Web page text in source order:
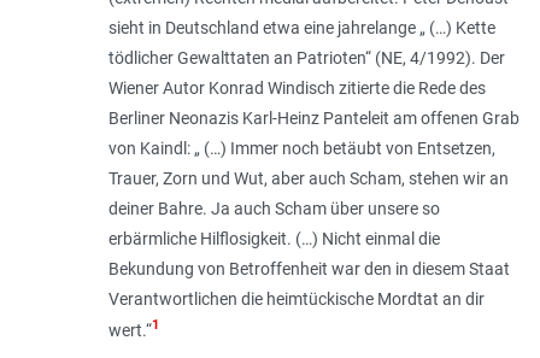
sieht in Deutschland etwa eine jahrelange „ (…) Kette
tödlicher Gewalttaten an Patrioten“ (NE, 4/1992). Der
Wiener Autor Konrad Windisch zitierte die Rede des
Berliner Neonazis Karl-Heinz Panteleit am offenen Grab
von Kaindl: „ (…) Immer noch betäubt von Entsetzen,
Trauer, Zorn und Wut, aber auch Scham, stehen wir an
deiner Bahre. Ja auch Scham über unsere so
erbärmliche Hilflosigkeit. (…) Nicht einmal die
Bekundung von Betroffenheit war den in diesem Staat
Verantwortlichen die heimtückische Mordtat an dir
wert.“1